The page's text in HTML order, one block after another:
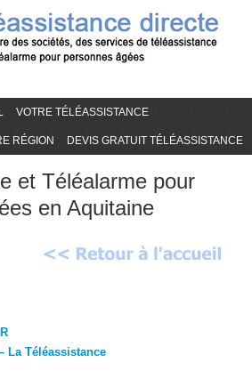
VOTRE TÉLÉASSISTANCE
RÉGION DEVIS GRATUIT TÉLÉASSISTANCE
et Téléalarme pour
en Aquitaine
La Téléassistance